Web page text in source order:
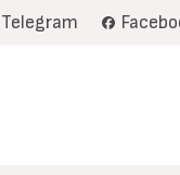
Telegram